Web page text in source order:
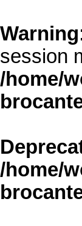
Warning
session
/home/
/home/